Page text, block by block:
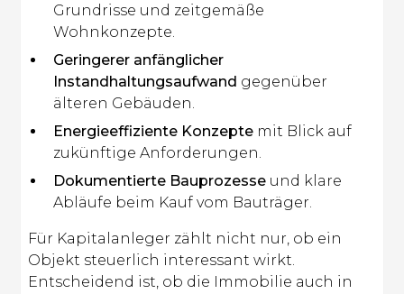
Grundrisse und zeitgemäße
Wohnkonzepte.
Geringerer anfänglicher
Instandhaltungsaufwand gegenüber
älteren Gebäuden.
Energieeffiziente Konzepte mit Blick auf
zukünftige Anforderungen.
Dokumentierte Bauprozesse und klare
Abläufe beim Kauf vom Bauträger.
Für Kapitalanleger zählt nicht nur, ob ein
Objekt steuerlich interessant wirkt.
Entscheidend ist, ob die Immobilie auch in